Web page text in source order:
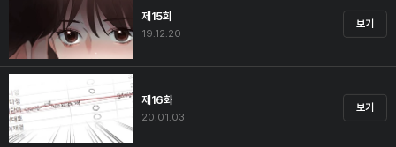
제15화
19.12.20
보기
제16화
20.01.03
보기